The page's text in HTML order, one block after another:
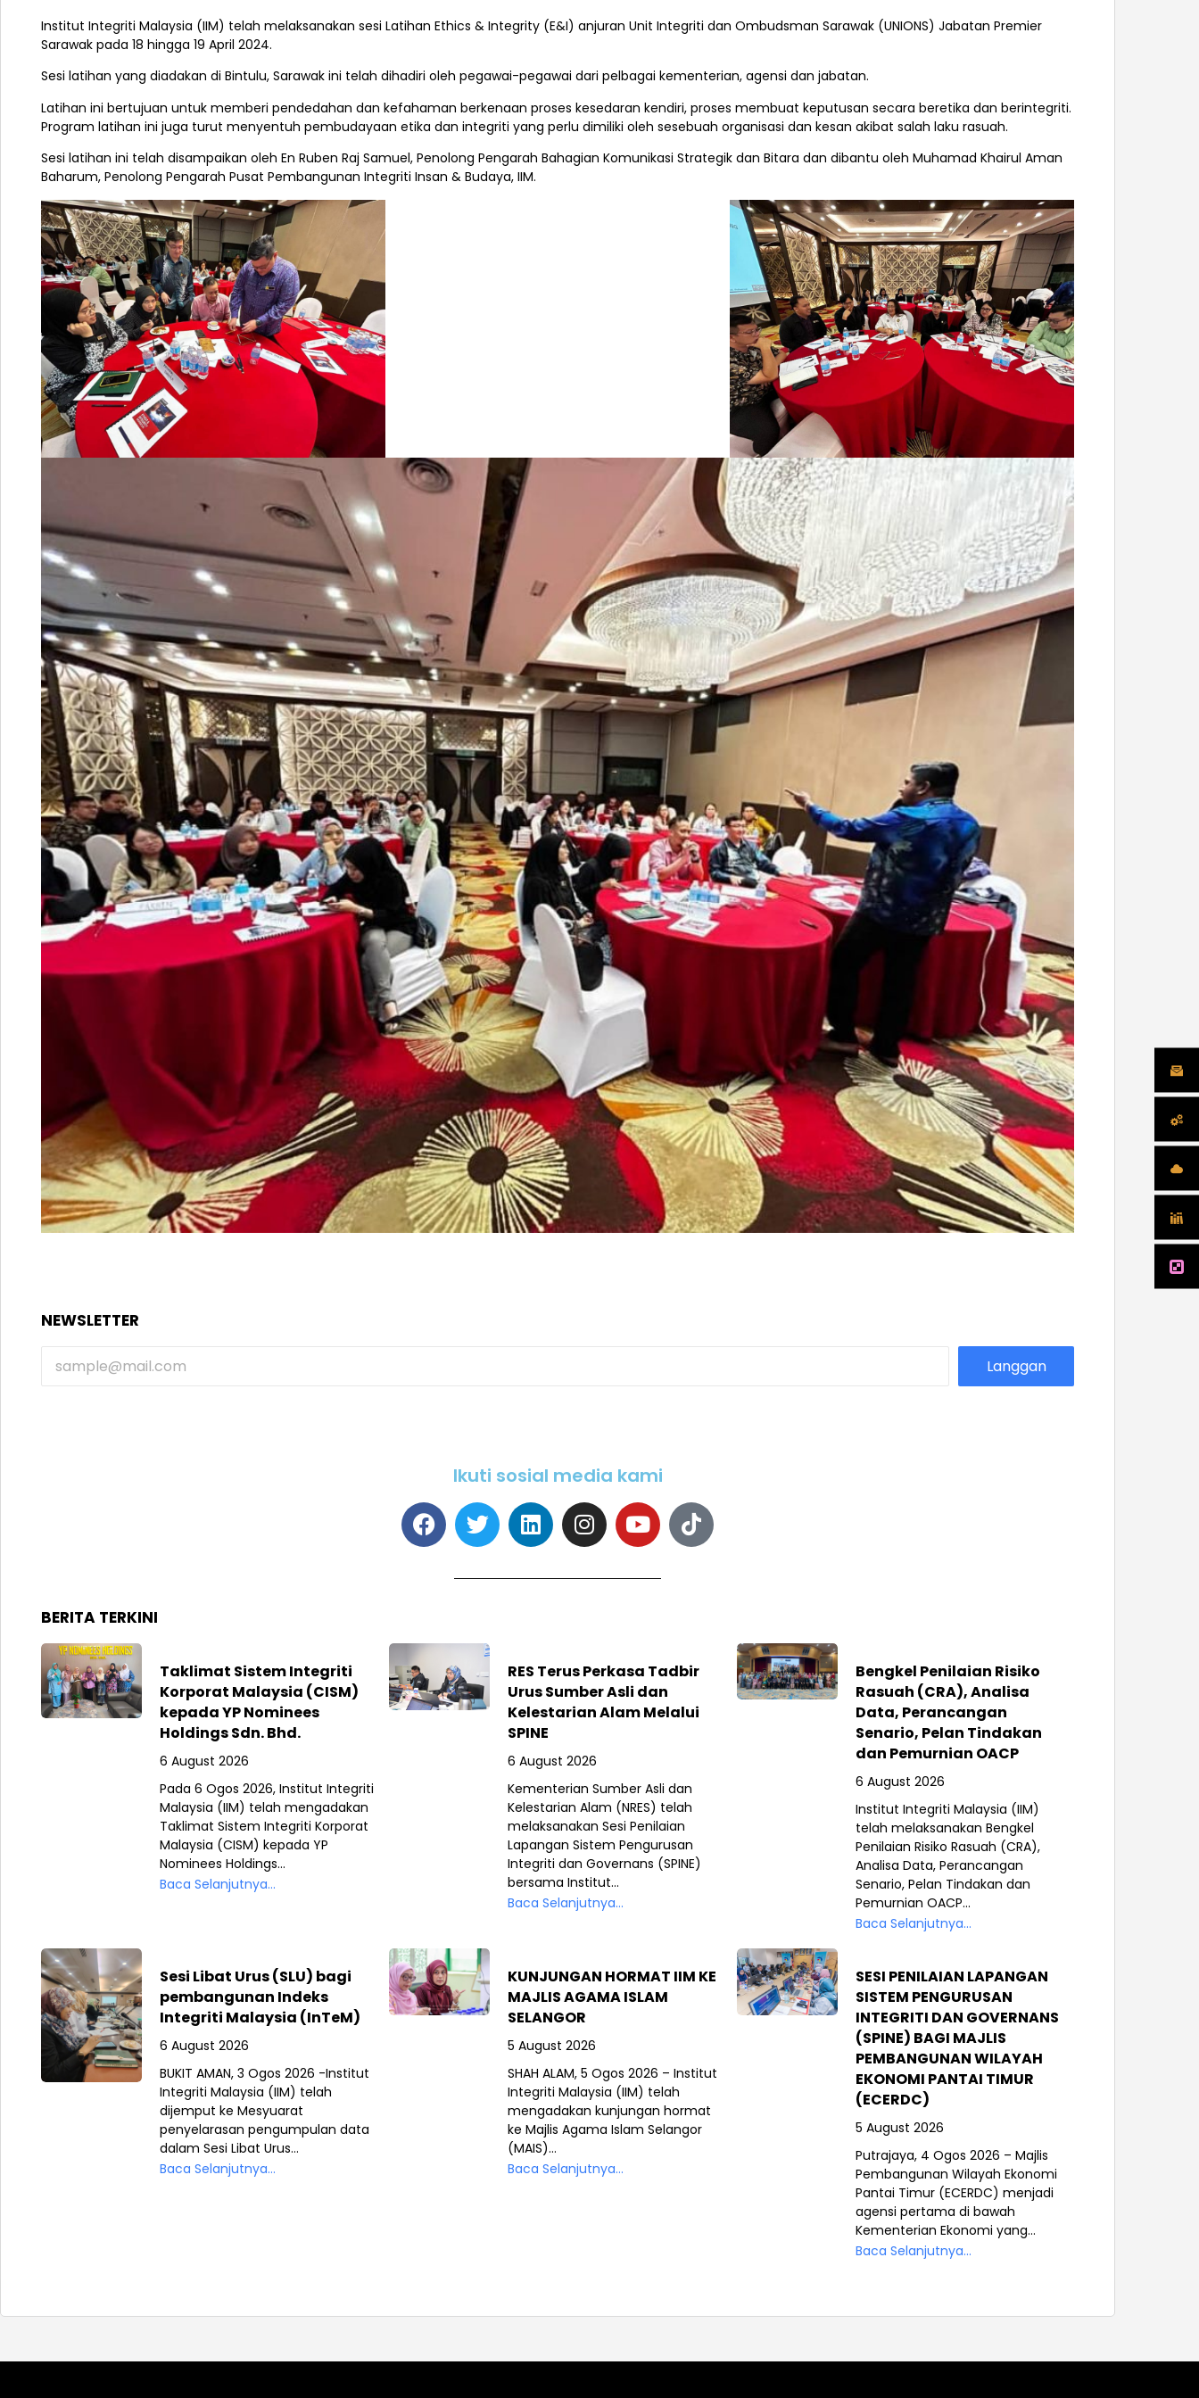
Institut Integriti Malaysia (IIM) telah melaksanakan sesi Latihan Ethics & Integrity (E&I) anjuran Unit Integriti dan Ombudsman Sarawak (UNIONS) Jabatan Premier
Sarawak pada 18 hingga 19 April 2024.
Sesi latihan yang diadakan di Bintulu, Sarawak ini telah dihadiri oleh pegawai-pegawai dari pelbagai kementerian, agensi dan jabatan.
Latihan ini bertujuan untuk memberi pendedahan dan kefahaman berkenaan proses kesedaran kendiri, proses membuat keputusan secara beretika dan berintegriti.
Program latihan ini juga turut menyentuh pembudayaan etika dan integriti yang perlu dimiliki oleh sesebuah organisasi dan kesan akibat salah laku rasuah.
Sesi latihan ini telah disampaikan oleh En Ruben Raj Samuel, Penolong Pengarah Bahagian Komunikasi Strategik dan Bitara dan dibantu oleh Muhamad Khairul Aman
Baharum, Penolong Pengarah Pusat Pembangunan Integriti Insan & Budaya, IIM.
NEWSLETTER
Langgan
Ikuti sosial media kami
BERITA TERKINI
Taklimat Sistem Integriti
Korporat Malaysia (CISM)
kepada YP Nominees
Holdings Sdn. Bhd.
6 August 2026
Pada 6 Ogos 2026, Institut Integriti
Malaysia (IIM) telah mengadakan
Taklimat Sistem Integriti Korporat
Malaysia (CISM) kepada YP
Nominees Holdings...
Baca Selanjutnya...
RES Terus Perkasa Tadbir
Urus Sumber Asli dan
Kelestarian Alam Melalui
SPINE
6 August 2026
Kementerian Sumber Asli dan
Kelestarian Alam (NRES) telah
melaksanakan Sesi Penilaian
Lapangan Sistem Pengurusan
Integriti dan Governans (SPINE)
bersama Institut...
Baca Selanjutnya...
Bengkel Penilaian Risiko
Rasuah (CRA), Analisa
Data, Perancangan
Senario, Pelan Tindakan
dan Pemurnian OACP
6 August 2026
Institut Integriti Malaysia (IIM)
telah melaksanakan Bengkel
Penilaian Risiko Rasuah (CRA),
Analisa Data, Perancangan
Senario, Pelan Tindakan dan
Pemurnian OACP...
Baca Selanjutnya...
Sesi Libat Urus (SLU) bagi
pembangunan Indeks
Integriti Malaysia (InTeM)
6 August 2026
BUKIT AMAN, 3 Ogos 2026 -Institut
Integriti Malaysia (IIM) telah
dijemput ke Mesyuarat
penyelarasan pengumpulan data
dalam Sesi Libat Urus...
Baca Selanjutnya...
KUNJUNGAN HORMAT IIM KE
MAJLIS AGAMA ISLAM
SELANGOR
5 August 2026
SHAH ALAM, 5 Ogos 2026 – Institut
Integriti Malaysia (IIM) telah
mengadakan kunjungan hormat
ke Majlis Agama Islam Selangor
(MAIS)...
Baca Selanjutnya...
SESI PENILAIAN LAPANGAN
SISTEM PENGURUSAN
INTEGRITI DAN GOVERNANS
(SPINE) BAGI MAJLIS
PEMBANGUNAN WILAYAH
EKONOMI PANTAI TIMUR
(ECERDC)
5 August 2026
Putrajaya, 4 Ogos 2026 – Majlis
Pembangunan Wilayah Ekonomi
Pantai Timur (ECERDC) menjadi
agensi pertama di bawah
Kementerian Ekonomi yang...
Baca Selanjutnya...